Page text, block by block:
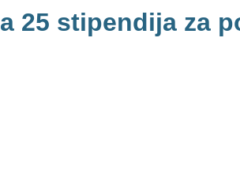
25 stipendija za